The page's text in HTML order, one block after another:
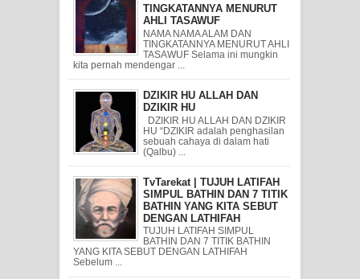
TINGKATANNYA MENURUT
AHLI TASAWUF
NAMA NAMA ALAM DAN
TINGKATANNYA MENURUT AHLI
TASAWUF Selama ini mungkin
kita pernah mendengar ...
DZIKIR HU ALLAH DAN
DZIKIR HU
DZIKIR HU ALLAH DAN DZIKIR
HU “DZIKIR adalah penghasilan
sebuah cahaya di dalam hati
(Qalbu) ...
TvTarekat | TUJUH LATIFAH
SIMPUL BATHIN DAN 7 TITIK
BATHIN YANG KITA SEBUT
DENGAN LATHIFAH
TUJUH LATIFAH SIMPUL
BATHIN DAN 7 TITIK BATHIN
YANG KITA SEBUT DENGAN LATHIFAH
Sebelum ...